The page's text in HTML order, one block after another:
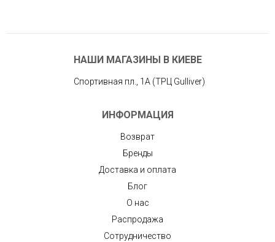
НАШИ МАГАЗИНЫ В КИЕВЕ
Спортивная пл., 1А (ТРЦ Gulliver)
ИНФОРМАЦИЯ
Возврат
Бренды
Доставка и оплата
Блог
О нас
Распродажа
Сотрудничество